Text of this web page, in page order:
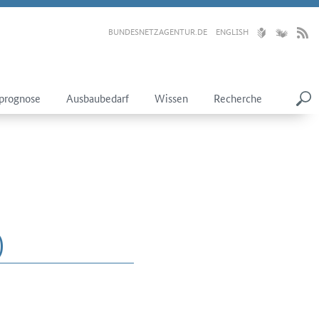
BUNDESNETZAGENTUR.DE ENGLISH
Ausbaubedarf Wissen Recherche